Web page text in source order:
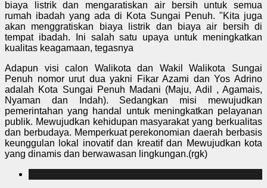
biaya listrik dan mengaratiskan air bersih untuk semua
rumah ibadah yang ada di Kota Sungai Penuh. "Kita juga
akan menggratiskan biaya listrik dan biaya air bersih di
tempat ibadah. Ini salah satu upaya untuk meningkatkan
kualitas keagamaan, tegasnya
Adapun visi calon Walikota dan Wakil Walikota Sungai
Penuh nomor urut dua yakni Fikar Azami dan Yos Adrino
adalah Kota Sungai Penuh Madani (Maju, Adil , Agamais,
Nyaman dan Indah). Sedangkan misi mewujudkan
pemerintahan yang handal untuk meningkatkan pelayanan
publik. Mewujudkan kehidupan masyarakat yang berkualitas
dan berbudaya. Memperkuat perekonomian daerah berbasis
keunggulan lokal inovatif dan kreatif dan Mewujudkan kota
yang dinamis dan berwawasan lingkungan.(rgk)